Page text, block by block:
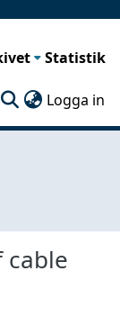
Statistik
Logga in
cable